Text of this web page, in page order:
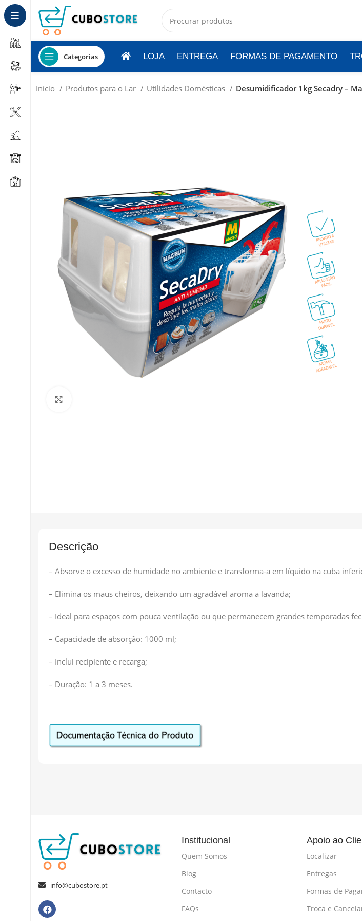
Categorias LOJA ENTREGA FORMAS DE PAGAMENTO
Início Produtos para o Lar Utilidades Domésticas Desumidificador 1kg Secadry –
Descrição
– Absorve o excesso de humidade no ambiente e transforma-a em líquido na cuba
– Elimina os maus cheiros, deixando um agradável aroma a lavanda;
– Ideal para espaços com pouca ventilação ou que permanecem grandes temporadas
– Capacidade de absorção: 1000 ml;
– Inclui recipiente e recarga;
– Duração: 1 a 3 meses.
info@cubostore.pt
Institucional
Quem Somos
Blog
Contacto
FAQs
Apoio ao
Localizar
Entregas
Formas de
Troca e